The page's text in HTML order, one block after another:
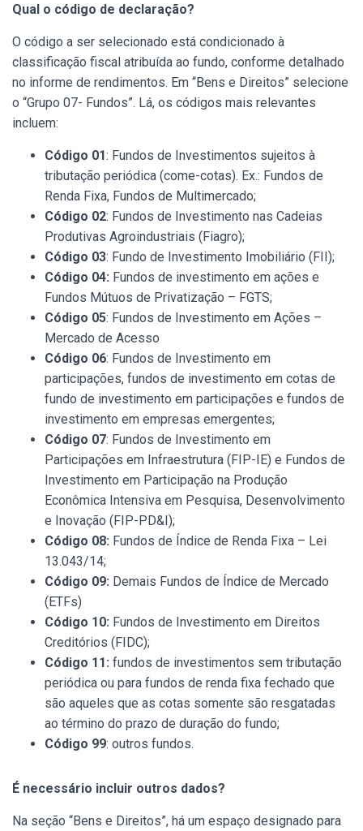
Qual o código de declaração?
O código a ser selecionado está condicionado à
classificação fiscal atribuída ao fundo, conforme detalhado
no informe de rendimentos. Em “Bens e Direitos” selecione
o “Grupo 07- Fundos”. Lá, os códigos mais relevantes
incluem:
Código 01: Fundos de Investimentos sujeitos à
tributação periódica (come-cotas). Ex.: Fundos de
Renda Fixa, Fundos de Multimercado;
Código 02: Fundos de Investimento nas Cadeias
Produtivas Agroindustriais (Fiagro);
Código 03: Fundo de Investimento Imobiliário (FII);
Código 04: Fundos de investimento em ações e
Fundos Mútuos de Privatização – FGTS;
Código 05: Fundos de Investimento em Ações –
Mercado de Acesso
Código 06: Fundos de Investimento em
participações, fundos de investimento em cotas de
fundo de investimento em participações e fundos de
investimento em empresas emergentes;
Código 07: Fundos de Investimento em
Participações em Infraestrutura (FIP-IE) e Fundos de
Investimento em Participação na Produção
Econômica Intensiva em Pesquisa, Desenvolvimento
e Inovação (FIP-PD&I);
Código 08: Fundos de Índice de Renda Fixa – Lei
13.043/14;
Código 09: Demais Fundos de Índice de Mercado
(ETFs)
Código 10: Fundos de Investimento em Direitos
Creditórios (FIDC);
Código 11: fundos de investimentos sem tributação
periódica ou para fundos de renda fixa fechado que
são aqueles que as cotas somente são resgatadas
ao término do prazo de duração do fundo;
Código 99: outros fundos.
É necessário incluir outros dados?
Na seção “Bens e Direitos”, há um espaço designado para